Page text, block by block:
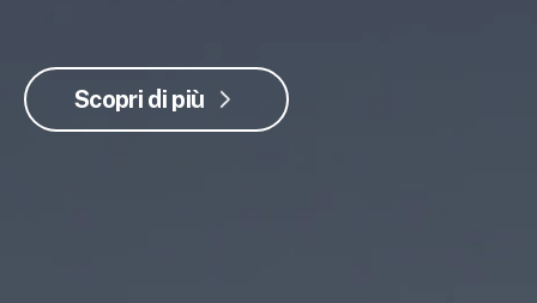
Scopri di più